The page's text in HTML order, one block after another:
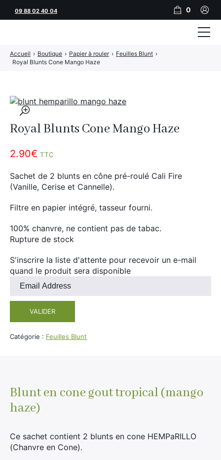
🔍
Royal Blunts Cone Mango Haze
2.90€ TTC
Sachet de 2 blunts en cône pré-roulé Cali Fire
(Vanille, Cerise et Cannelle).
Filtre en papier intégré, tasseur fourni.
100% chanvre, ne contient pas de tabac.
Rupture de stock
S'inscrire la liste d'attente pour recevoir un e-mail
quand le produit sera disponible
Entrez
adresse
mail
pour
pour
ce
produit
VALIDER
Catégorie : Feuilles Blunt
Accueil › Boutique › Papier à rouler › Feuilles Blunt ›
Royal Blunts Cone Mango Haze
Blunt en cone gout tropical (mango
haze)
Ce sachet contient 2 blunts en cone HEMPaRILLO
(Chanvre en Cone).
09 88 02 40 04 0
Tubeuses
Feuilles
Vape
Adalya
Cristal Puff
SoGood
CBD
Divers
Sucré
Nouveautés